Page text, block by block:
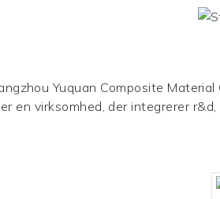
Yuquan Composite
en virksomhed, der integrerer